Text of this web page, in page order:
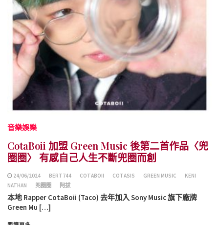
音樂娛樂
CotaBoii 加盟 Green Music 後第二首作品〈兜
圈圈〉 有感自己人生不斷兜圈而創
24/06/2024 BERT744 COTABOII COTASIS GREEN MUSIC
KENI
NATHAN
兜圈圈 阿拔
本地 Rapper CotaBoii (Taco) 去年加入 Sony Music 旗下廠牌
Green Mu […]